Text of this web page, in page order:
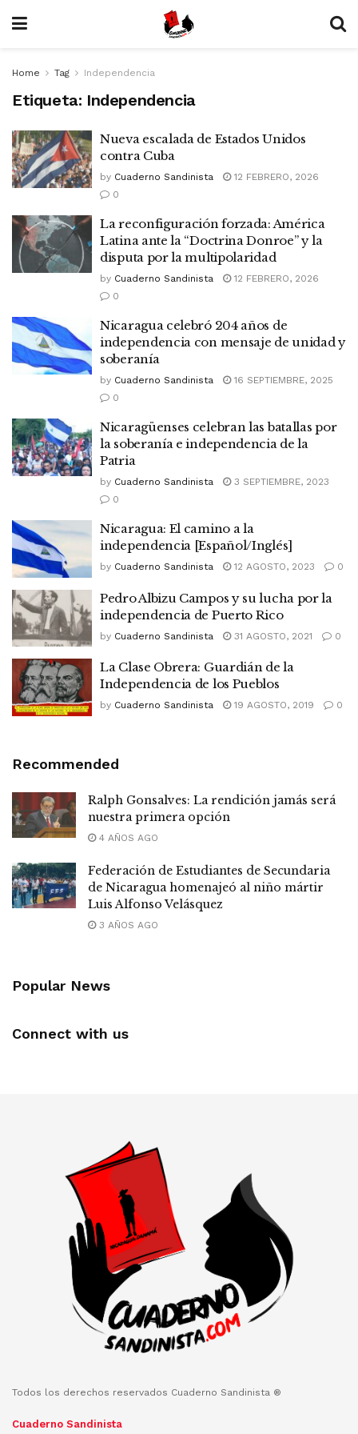
Home Tag Independencia
Etiqueta: Independencia
Nueva escalada de Estados Unidos
contra Cuba
by Cuaderno Sandinista
12 FEBRERO, 2026
0
La reconfiguración forzada: América
Latina ante la “Doctrina Donroe” y la
disputa por la multipolaridad
by Cuaderno Sandinista
12 FEBRERO, 2026
0
Nicaragua celebró 204 años de
independencia con mensaje de unidad y
soberanía
by Cuaderno Sandinista
16 SEPTIEMBRE, 2025
0
Nicaragüenses celebran las batallas por
la soberanía e independencia de la
Patria
by Cuaderno Sandinista
3 SEPTIEMBRE, 2023
0
Nicaragua: El camino a la
independencia [Español/Inglés]
by Cuaderno Sandinista 12 AGOSTO, 2023 0
Pedro Albizu Campos y su lucha por la
independencia de Puerto Rico
by Cuaderno Sandinista 31 AGOSTO, 2021 0
La Clase Obrera: Guardián de la
Independencia de los Pueblos
by Cuaderno Sandinista 19 AGOSTO, 2019 0
Recommended
Ralph Gonsalves: La rendición jamás será
nuestra primera opción
4 AÑOS AGO
Federación de Estudiantes de Secundaria
de Nicaragua homenajeó al niño mártir
Luis Alfonso Velásquez
3 AÑOS AGO
Popular News
Connect with us
Todos los derechos reservados Cuaderno Sandinista ®
Cuaderno Sandinista